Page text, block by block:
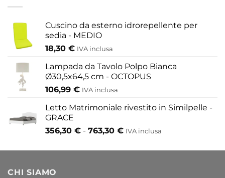
433,30 €
Cuscino da esterno idrorepellente per
sedia - MEDIO
18,30 € IVA inclusa
Lampada da Tavolo Polpo Bianca
Ø30,5x64,5 cm - OCTOPUS
106,99 € IVA inclusa
Letto Matrimoniale rivestito in Similpelle -
GRACE
356,30 € - 763,30 €Fascia
prezzo:
IVA inclusa
CHI SIAMO